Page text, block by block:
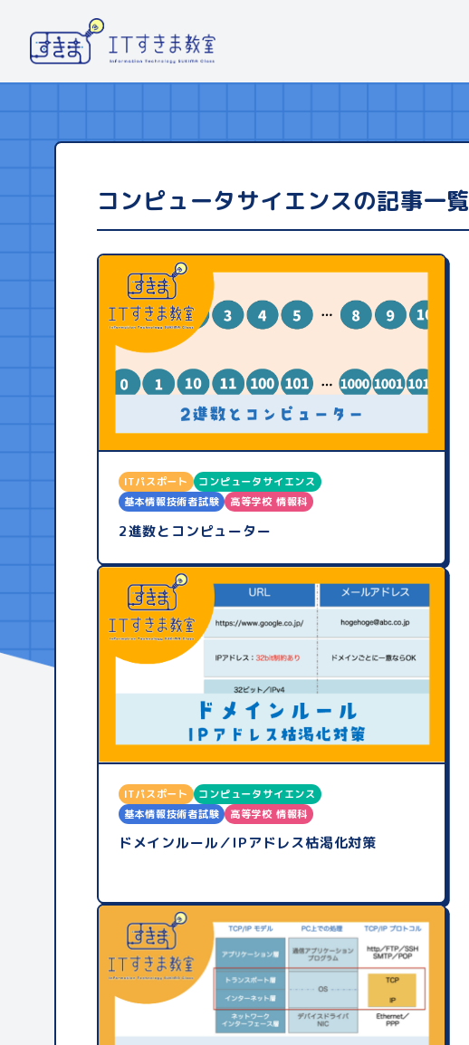
コンピュータサイエンスの記事一覧
ITパスポート
コンピュータサイエンス
基本情報技術者試験
高等学校 情報科
2進数とコンピューター
ITパスポート
コンピュータサイエンス
基本情報技術者試験
高等学校 情報科
ドメインルール／IPアドレス枯渇化対策